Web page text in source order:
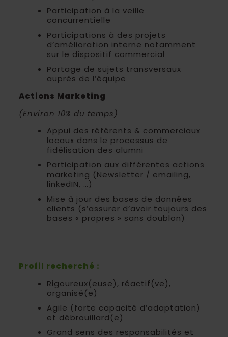
Participation à la veille
concurrentielle
Participations à des projets
d’amélioration interne notamment
sur le dispositif commercial
Portage de sujets transversaux
auprès de l’équipe
Actions Marketing
(Environ 10% du temps)
Appui des référents & commerciaux
locaux dans le processus de
fidélisation des alumni
Participation aux différentes actions
marketing (Newsletter / emailing,
linkedIN, …)
Mise à jour des bases de données
clients (s’assurer d’avoir toujours des
bases « propres » sans doublon)
Profil recherché :
Rigoureux(euse), réactif(ve),
organisé(e)
Agile (forte capacité d’adaptation)
et débrouillard(e)
Grand sens des responsabilités et